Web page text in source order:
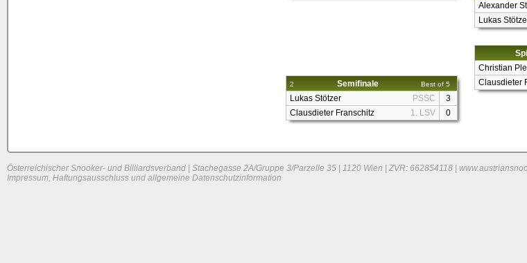
2 Semifinale Best of 5
Lukas Stötzer PSSC
3
Clausdieter Franschitz
1. LSV 0
Alexander
Lukas
Christian
Clausdieter
Österreichischer Snooker- und Billiardsverband | Stachegasse 2A/Gruppe 3/Parzelle 35 | 1120 Wien | ZVR: 662854118 |
Impressum, Haftungsausschluss und allgemeine Datenschutzinformation